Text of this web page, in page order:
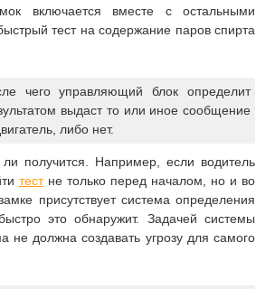
включается вместе с остальными
тест на содержание паров спирта
чего управляющий блок определит
выдаст то или иное сообщение
либо нет.
получится. Например, если водитель
тестне только перед началом, но и во
присутствует система определения
это обнаружит. Задачей системы
не должна создавать угрозу для самого